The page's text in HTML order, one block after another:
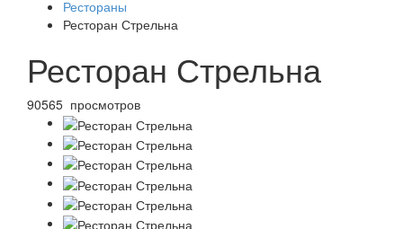
Рестораны
Ресторан Стрельна
Ресторан Стрельна
90565 просмотров